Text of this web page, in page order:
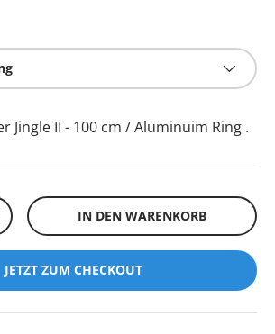
Jingle II - 100 cm / Aluminuim Ring .
IN DEN WARENKORB
JETZT ZUM CHECKOUT